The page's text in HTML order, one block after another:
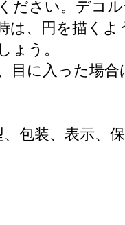
ださい。デコ
は、円を描く
ょう。
目に入った場
包装、表示、